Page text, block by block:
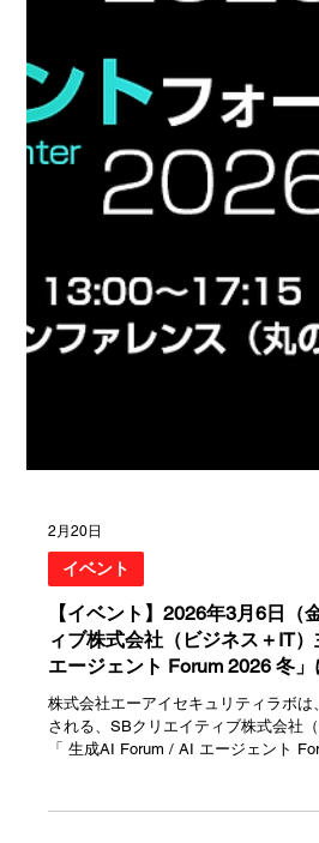
える売上損失以上に、長年築き上げ
墜させます。逆に言えば、2026年の
ことは、顧客を不安から守り、競合
頼構築」に直結します。 本セミナー
済、不正対策、Webセキュリティとい
域を横断し、各分野の専門企業が具体
す。 ・相次ぐサイバーリスクに対し